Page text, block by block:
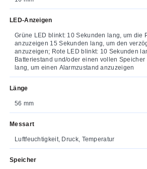
LED-Anzeigen
Grüne LED blinkt: 10 Sekunden lang, um die
anzuzeigen 15 Sekunden lang, um den
anzuzeigen; Rote LED blinkt: 10 Sekunden
Batteriestand und/oder einen vollen
lang, um einen Alarmzustand anzuzeigen
Länge
56 mm
Messart
Luftfeuchtigkeit, Druck, Temperatur
Speicher